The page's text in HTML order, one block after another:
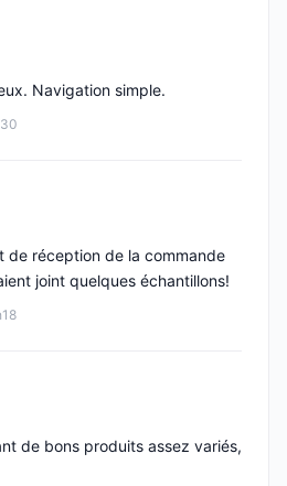
Navigation simple.
de réception de la commande
joint quelques échantillons!
de bons produits assez variés,